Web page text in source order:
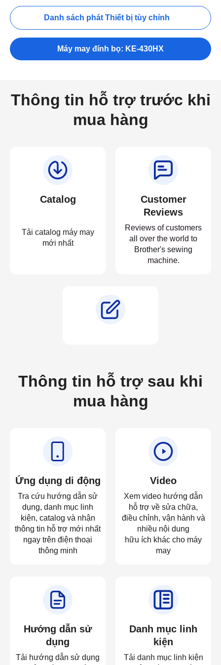
Danh sách phát Thiết bị tùy chỉnh
Máy may đính bọ: KE-430HX
Thông tin hỗ trợ trước khi
mua hàng
Catalog
Tải catalog máy may
mới nhất
Customer
Reviews
Reviews of customers
all over the world to
Brother's sewing
machine.
Thông tin hỗ trợ sau khi
mua hàng
Ứng dụng di động
Tra cứu hướng dẫn sử
dụng, danh mục linh
kiện, catalog và nhận
thông tin hỗ trợ mới nhất
ngay trên điện thoại
thông minh
Video
Xem video hướng dẫn
hỗ trợ về sửa chữa,
điều chỉnh, vận hành và
nhiều nội dung
hữu ích khác cho máy
may
Hướng dẫn sử
dụng
Tải hướng dẫn sử dụng
Danh mục linh
kiện
Tải danh mục linh kiện